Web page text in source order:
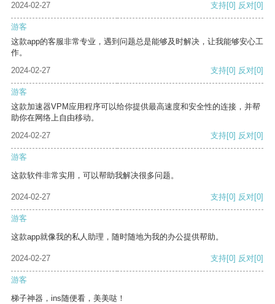
2024-02-27
支持[0] 反对[0]
游客
这款app的客服非常专业，遇到问题总是能够及时解决，让我能够安心工
作。
2024-02-27
支持[0] 反对[0]
游客
这款加速器VPM应用程序可以给你提供最高速度和安全性的连接，并帮
助你在网络上自由移动。
2024-02-27
支持[0] 反对[0]
游客
这款软件非常实用，可以帮助我解决很多问题。
2024-02-27 支持[0] 反对[0]
游客
这款app就像我的私人助理，随时随地为我的办公提供帮助。
2024-02-27 支持[0] 反对[0]
游客
梯子神器，ins随便看，美美哒！